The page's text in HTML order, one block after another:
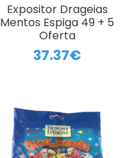
Expositor Drageias
Mentos Espiga 49 + 5
Oferta
37.37€